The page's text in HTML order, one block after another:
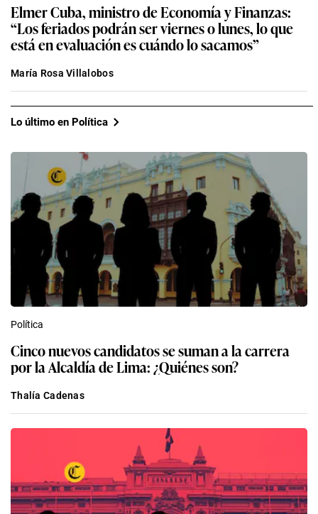
Elmer Cuba, ministro de Economía y Finanzas:
“Los feriados podrán ser viernes o lunes, lo que
está en evaluación es cuándo lo sacamos”
María Rosa Villalobos
Lo último en Política
Política
Cinco nuevos candidatos se suman a la carrera
por la Alcaldía de Lima: ¿Quiénes son?
Thalía Cadenas